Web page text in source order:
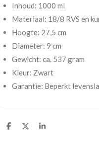
Inhoud: 1000 ml
Materiaal: 18/8 RVS en
Hoogte: 27,5 cm
Diameter: 9 cm
Gewicht: ca. 537 gram
Kleur: Zwart
Garantie: Beperkt
D
D
S